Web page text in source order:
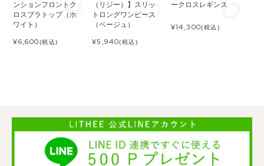
ンションフロントク
ロスブラトップ（ホ
ワイト）
¥6,600(税込)
（リジー）】スリッ
トロングワンピース
（ベージュ）
¥5,940(税込)
ークロスレギンス
¥14,300(税込)